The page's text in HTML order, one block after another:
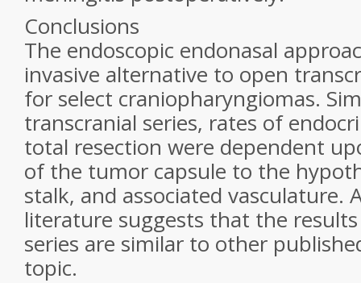
Conclusions
The endoscopic endonasal
invasive alternative to open
for select craniopharyngiomas.
transcranial series, rates of
total resection were dependent
of the tumor capsule to the
stalk, and associated vasculature.
literature suggests that the
series are similar to other
topic.